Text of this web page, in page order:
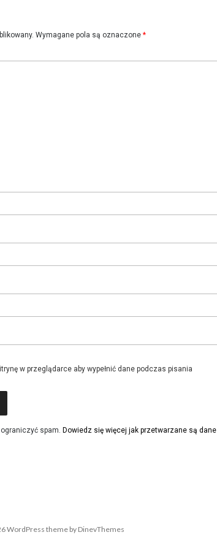
Wymagane pola są oznaczone *
w przeglądarce aby wypełnić dane podczas pisania
spam. Dowiedz się więcej jak przetwarzane są dane
WordPress theme by DinevThemes